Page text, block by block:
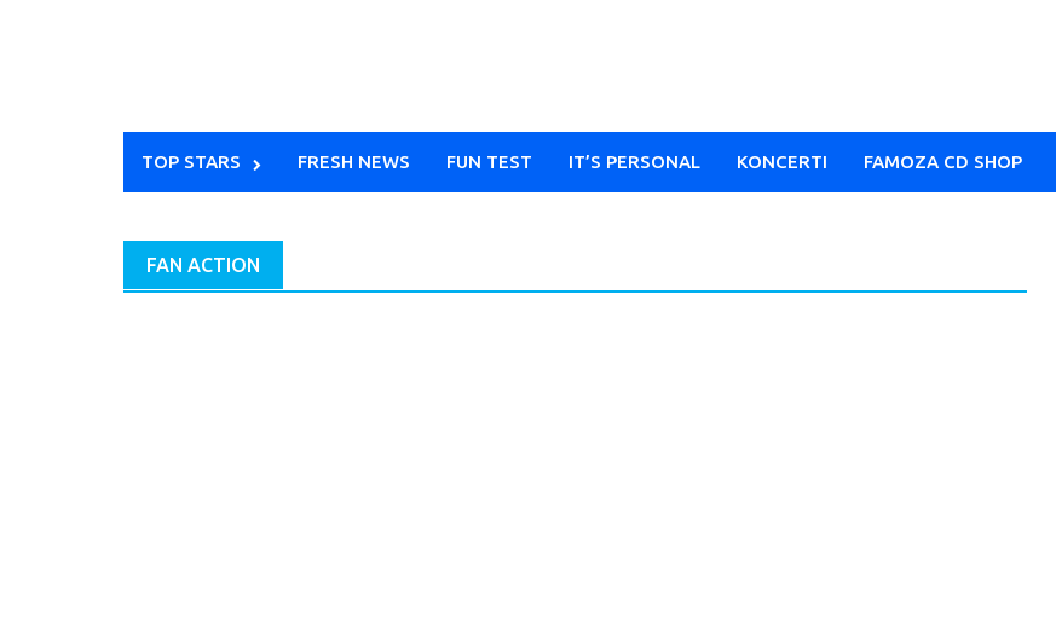
TOP STARS FRESH NEWS FUN TEST IT’S PERSONAL KONCERTI FAMOZA CD SHOP
FAN ACTION